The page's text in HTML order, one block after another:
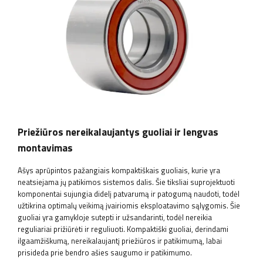
Priežiūros nereikalaujantys guoliai ir lengvas
montavimas
Ašys aprūpintos pažangiais kompaktiškais guoliais, kurie yra
neatsiejama jų patikimos sistemos dalis. Šie tiksliai suprojektuoti
komponentai sujungia didelį patvarumą ir patogumą naudoti, todėl
užtikrina optimalų veikimą įvairiomis eksploatavimo sąlygomis. Šie
guoliai yra gamykloje sutepti ir užsandarinti, todėl nereikia
reguliariai prižiūrėti ir reguliuoti. Kompaktiški guoliai, derindami
ilgaamžiškumą, nereikalaujantį priežiūros ir patikimumą, labai
prisideda prie bendro ašies saugumo ir patikimumo.